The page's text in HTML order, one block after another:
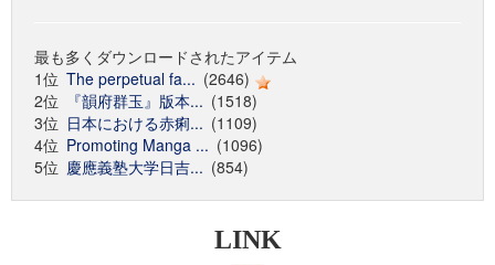
最も多くダウンロードされたアイテム
1位 The perpetual fa... (2646)
2位
『韻府群玉』版本... (1518)
3位 日本における赤痢... (1109)
4位 Promoting Manga ... (1096)
5位 慶應義塾大学日吉... (854)
LINK